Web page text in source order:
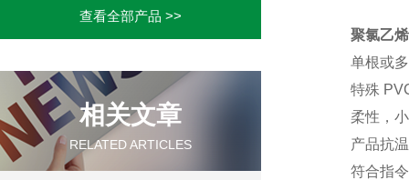
查看全部产品 >>
相关文章
RELATED ARTICLES
聚氯乙
单根或多
特殊 PVC
柔性，小
产品抗温
符合指令